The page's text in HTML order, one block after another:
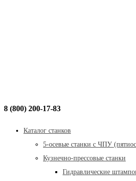
8 (800) 200-17-83
Каталог станков
5-осевые станки с ЧПУ
Кузнечно-прессовые станки
Гидравлические